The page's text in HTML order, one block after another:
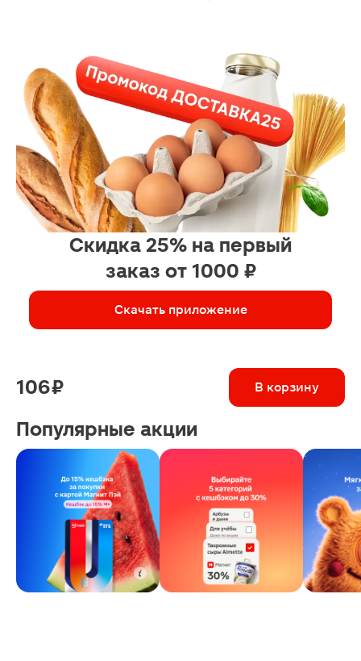
Скидка 25% на первый
заказ от 1000 ₽
Скачать приложение
106 ₽ В корзину
Популярные акции